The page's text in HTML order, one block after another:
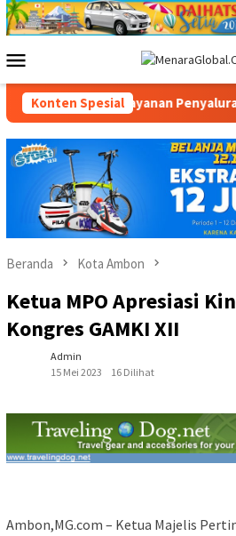
Loncat
ke
Mobile
Konten Spesial
dan Layanan Penyaluran BBM
Beranda Kota Ambon
Ketua MPO Apresiasi
Kongres GAMKI XII
Admin
15 Mei 2023
16 Dilihat
Ambon,MG.com – Ketua Majelis